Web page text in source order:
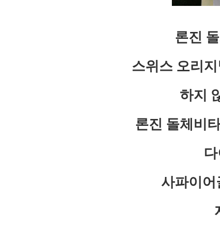
론진
스위스 오리
하지
론진 돌체비
사파이